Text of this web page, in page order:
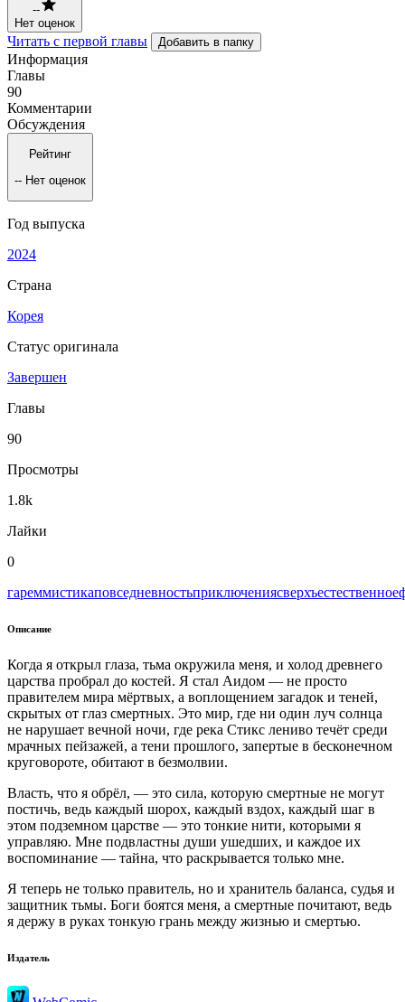
--
Нет оценок
Читать с первой главы Добавить в папку
Информация
Главы
90
Комментарии
Обсуждения
Рейтинг
-- Нет оценок
Год выпуска
2024
Страна
Корея
Статус оригинала
Завершен
Главы
90
Просмотры
1.8k
Лайки
0
гареммистикаповседневностьприключениясверхъестественное
Описание
Когда я открыл глаза, тьма окружила меня, и холод древнего
царства пробрал до костей. Я стал Аидом — не просто
правителем мира мёртвых, а воплощением загадок и теней,
скрытых от глаз смертных. Это мир, где ни один луч солнца
не нарушает вечной ночи, где река Стикс лениво течёт среди
мрачных пейзажей, а тени прошлого, запертые в бесконечном
круговороте, обитают в безмолвии.
Власть, что я обрёл, — это сила, которую смертные не могут
постичь, ведь каждый шорох, каждый вздох, каждый шаг в
этом подземном царстве — это тонкие нити, которыми я
управляю. Мне подвластны души ушедших, и каждое их
воспоминание — тайна, что раскрывается только мне.
Я теперь не только правитель, но и хранитель баланса, судья и
защитник тьмы. Боги боятся меня, а смертные почитают, ведь
я держу в руках тонкую грань между жизнью и смертью.
Издатель